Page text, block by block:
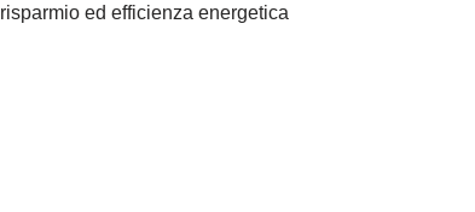
risparmio ed efficienza energetica